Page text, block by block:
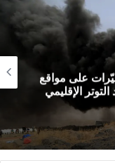
التي نفذتها
مروحيات
مدنيين في
على مواقع
الإقليمي